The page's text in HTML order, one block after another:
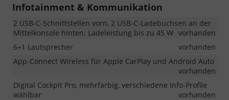
Infotainment & Kommunikation
2 USB-C-Schnittstellen vorn, 2 USB-C-Ladebuchsen an der
Mittelkonsole hinten; Ladeleistung bis zu 45 W vorhanden
6+1 Lautsprecher
vorhanden
App-Connect Wireless für Apple CarPlay und Android Auto
vorhanden
Digital Cockpit Pro, mehrfarbig, verschiedene Info-Profile
wählbar
vorhanden